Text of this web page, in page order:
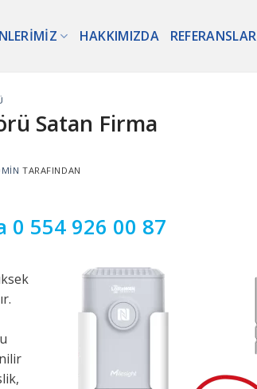
HAKKIMIZDA REFERANSLAR
Satan Firma
TARAFINDAN
0 554 926 00 87